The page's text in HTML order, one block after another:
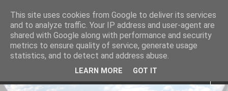
Economizaenergía
Conocimiento sobre eficiencia energética en residencial
This site uses cookies from Google to deliver its services
and to analyze traffic. Your IP address and user-agent are
shared with Google along with performance and security
metrics to ensure quality of service, generate usage
statistics, and to detect and address abuse.
LEARN MORE GOT IT